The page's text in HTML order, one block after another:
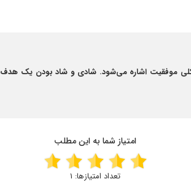
موفقیت اشاره می‌شود. شادی و شاد بودن یک هدف
امتیاز شما به این مطلب
تعداد امتیازها: 1